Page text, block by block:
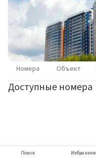
Номера Объект
Доступные номера
Поиск Избранное